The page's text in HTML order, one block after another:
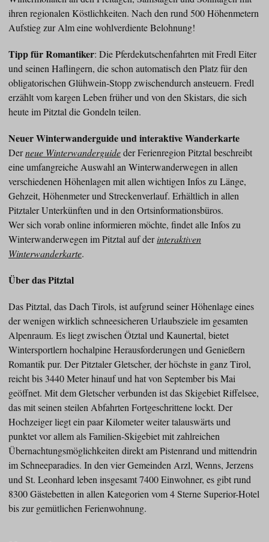
ihren regionalen Köstlichkeiten. Nach den rund 500 Höhenmetern
Aufstieg zur Alm eine wohlverdiente Belohnung!
Tipp für Romantiker: Die Pferdekutschenfahrten mit Fredl Eiter
und seinen Haflingern, die schon automatisch den Platz für den
obligatorischen Glühwein-Stopp zwischendurch ansteuern. Fredl
erzählt vom kargen Leben früher und von den Skistars, die sich
heute im Pitztal die Gondeln teilen.
Neuer Winterwanderguide und interaktive Wanderkarte
Derneue Winterwanderguideder Ferienregion Pitztal beschreibt
eine umfangreiche Auswahl an Winterwanderwegen in allen
verschiedenen Höhenlagen mit allen wichtigen Infos zu Länge,
Gehzeit, Höhenmeter und Streckenverlauf. Erhältlich in allen
Pitztaler Unterkünften und in den Ortsinformationsbüros.
Wer sich vorab online informieren möchte, findet alle Infos zu
Winterwanderwegen im Pitztal auf derinteraktiven
Winterwanderkarte.
Über das Pitztal
Das Pitztal, das Dach Tirols, ist aufgrund seiner Höhenlage eines
der wenigen wirklich schneesicheren Urlaubsziele im gesamten
Alpenraum. Es liegt zwischen Ötztal und Kaunertal, bietet
Wintersportlern hochalpine Herausforderungen und Genießern
Romantik pur. Der Pitztaler Gletscher, der höchste in ganz Tirol,
reicht bis 3440 Meter hinauf und hat von September bis Mai
geöffnet. Mit dem Gletscher verbunden ist das Skigebiet Riffelsee,
das mit seinen steilen Abfahrten Fortgeschrittene lockt. Der
Hochzeiger liegt ein paar Kilometer weiter talauswärts und
punktet vor allem als Familien-Skigebiet mit zahlreichen
Übernachtungsmöglichkeiten direkt am Pistenrand und mittendrin
im Schneeparadies. In den vier Gemeinden Arzl, Wenns, Jerzens
und St. Leonhard leben insgesamt 7400 Einwohner, es gibt rund
8300 Gästebetten in allen Kategorien vom 4 Sterne Superior-Hotel
bis zur gemütlichen Ferienwohnung.